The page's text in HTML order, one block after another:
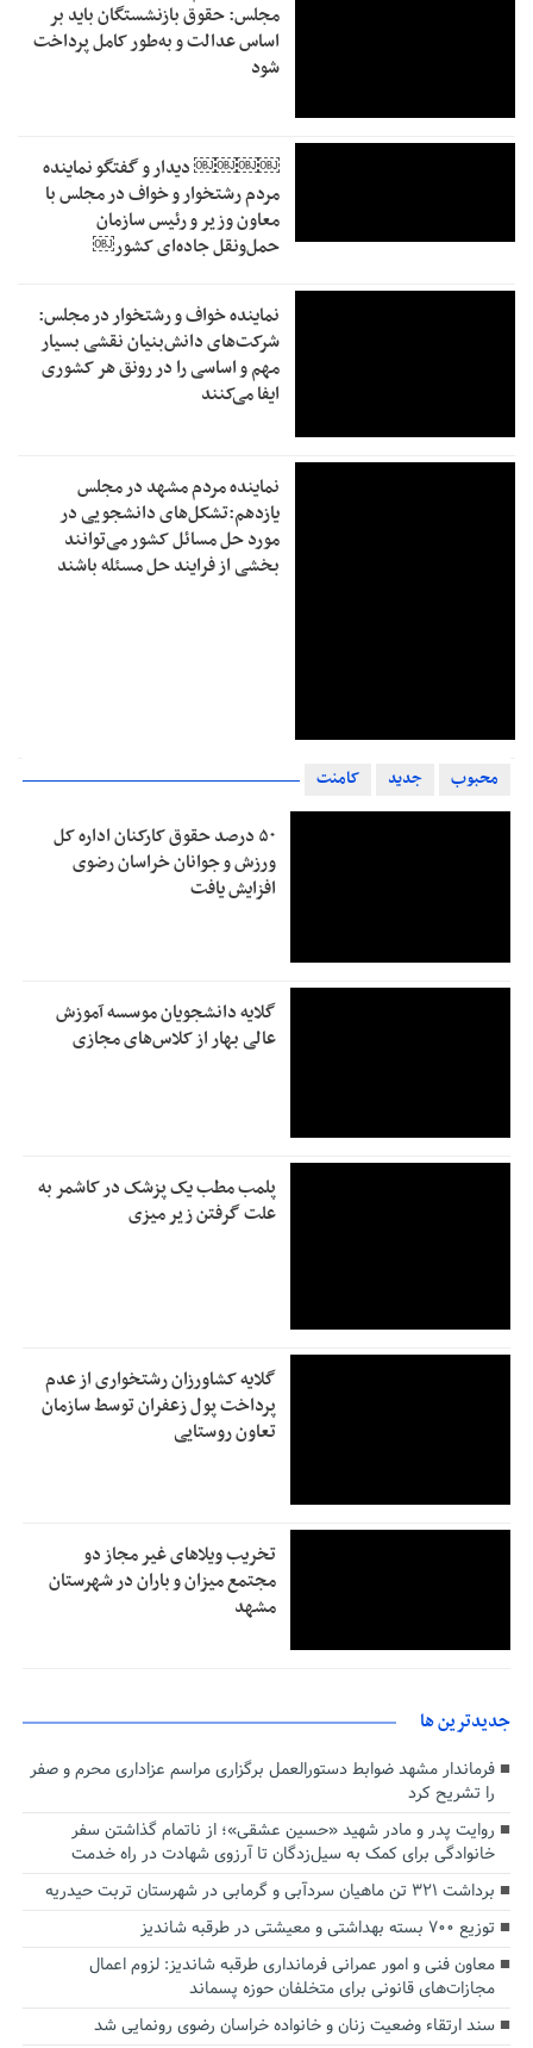
مجلس: حقوق بازنشستگان باید بر
اساس عدالت و به‌طور کامل پرداخت
شود
￼￼￼￼‏ دیدار و گفتگو نماینده
مردم رشتخوار و خواف در مجلس با
معاون وزیر و رئیس سازمان
حمل‌ونقل جاده‌ای کشور￼
نماینده خواف و رشتخوار در مجلس:
شرکت‌های دانش‌بنیان نقشی بسیار
مهم و اساسی را در رونق هر کشوری
ایفا می‌کنند
نماینده مردم مشهد در مجلس
یازدهم:تشکل‌های دانشجویی در
مورد حل مسائل کشور می‌توانند
بخشی از فرایند حل مسئله باشند
محبوب جدید کامنت
۵۰ درصد حقوق کارکنان اداره کل
ورزش و جوانان خراسان رضوی
افزایش یافت
گلایه دانشجویان موسسه آموزش
عالی بهار از کلاس‌های مجازی
پلمب مطب یک پزشک در کاشمر به
علت گرفتن زیر میزی
گلایه کشاورزان رشتخواری از عدم
پرداخت پول زعفران توسط سازمان
تعاون روستایی
تخریب ویلاهای غیر مجاز دو
مجتمع میزان و باران در شهرستان
مشهد
جديدترين ها
فرماندار مشهد ضوابط دستورالعمل برگزاری مراسم عزاداری محرم و صفر
را تشریح کرد
روایت پدر و مادر شهید «حسین عشقی»؛ از ناتمام گذاشتن سفر
خانوادگی برای کمک به سیل‌زدگان تا آرزوی شهادت در راه خدمت
برداشت ۳۲۱ تن ماهیان سردآبی و گرمابی در شهرستان تربت حیدریه
توزیع ۷۰۰ بسته بهداشتی و معیشتی در طرقبه شاندیز
معاون فنی و امور عمرانی فرمانداری طرقبه شاندیز: لزوم اعمال
مجازات‌های قانونی برای متخلفان حوزه پسماند
سند ارتقاء وضعیت زنان و خانواده خراسان رضوی رونمایی شد